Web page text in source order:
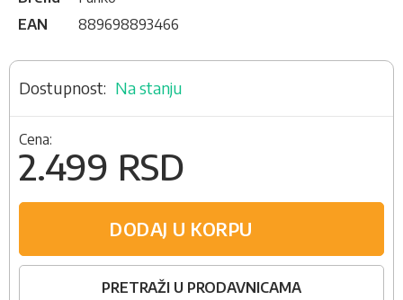
EAN
889698893466
Na stanju
Cena:
2.499 RSD
DODAJ U KORPU
PRETRAŽI U PRODAVNICAMA